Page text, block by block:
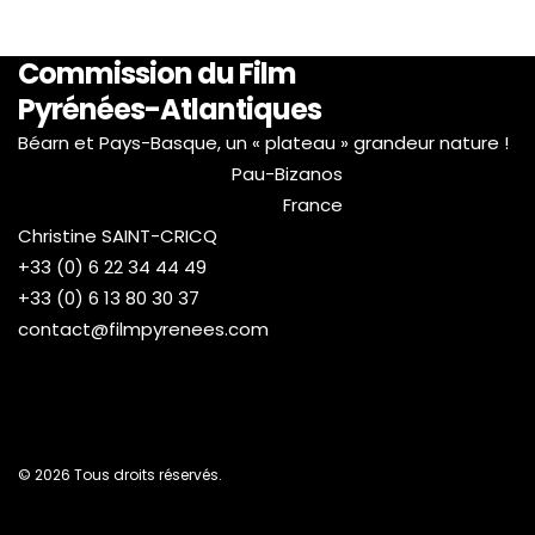
Commission du Film
Pyrénées-Atlantiques
Béarn et Pays-Basque, un « plateau » grandeur nature !
Pau-Bizanos
France
Christine SAINT-CRICQ
+33 (0) 6 22 34 44 49
+33 (0) 6 13 80 30 37
contact@filmpyrenees.com
© 2026 Tous droits réservés.